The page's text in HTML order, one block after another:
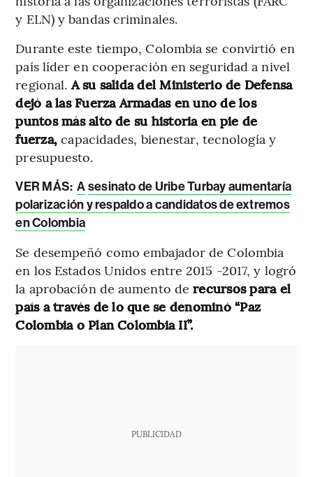
y ELN) y bandas criminales.
Durante este tiempo, Colombia se convirtió en
país líder en cooperación en seguridad a nivel
regional. A su salida del Ministerio de Defensa
dejó a las Fuerza Armadas en uno de los
puntos más alto de su historia en pie de
fuerza,capacidades, bienestar, tecnología y
presupuesto.
VER MÁS: Asesinato de Uribe Turbay aumentaría
polarización y respaldo a candidatos de extremos
en Colombia
Se desempeñó como embajador de Colombia
en los Estados Unidos entre 2015 -2017, y logró
la aprobación de aumento derecursos para el
país a través de lo que se denominó “Paz
Colombia o Plan Colombia II”.
PUBLICIDAD